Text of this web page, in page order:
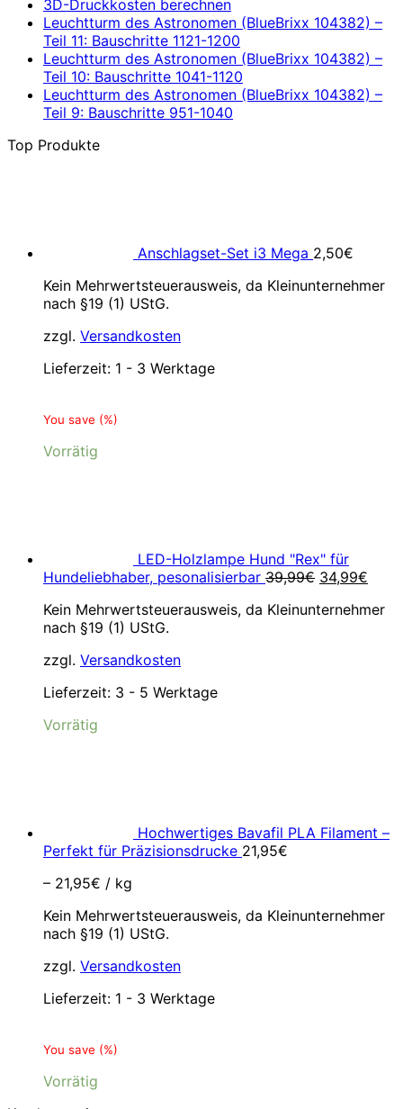
3D-Druckkosten berechnen
Leuchtturm des Astronomen (BlueBrixx 104382) –
Teil 11: Bauschritte 1121-1200
Leuchtturm des Astronomen (BlueBrixx 104382) –
Teil 10: Bauschritte 1041-1120
Leuchtturm des Astronomen (BlueBrixx 104382) –
Teil 9: Bauschritte 951-1040
Top Produkte
Anschlagset-Set i3 Mega 2,50€
Kein Mehrwertsteuerausweis, da Kleinunternehmer
nach §19 (1) UStG.
zzgl. Versandkosten
Lieferzeit: 1 - 3 Werktage
You save (%)
Vorrätig
LED-Holzlampe Hund "Rex" für
Hundeliebhaber, pesonalisierbar 39,99€
war:
34,99€
ist:
Kein Mehrwertsteuerausweis, da Kleinunternehmer
nach §19 (1) UStG.
zzgl. Versandkosten
Lieferzeit: 3 - 5 Werktage
Vorrätig
Hochwertiges Bavafil PLA Filament –
Perfekt für Präzisionsdrucke 21,95€
– 21,95€ / kg
Kein Mehrwertsteuerausweis, da Kleinunternehmer
nach §19 (1) UStG.
zzgl. Versandkosten
Lieferzeit: 1 - 3 Werktage
You save (%)
Vorrätig